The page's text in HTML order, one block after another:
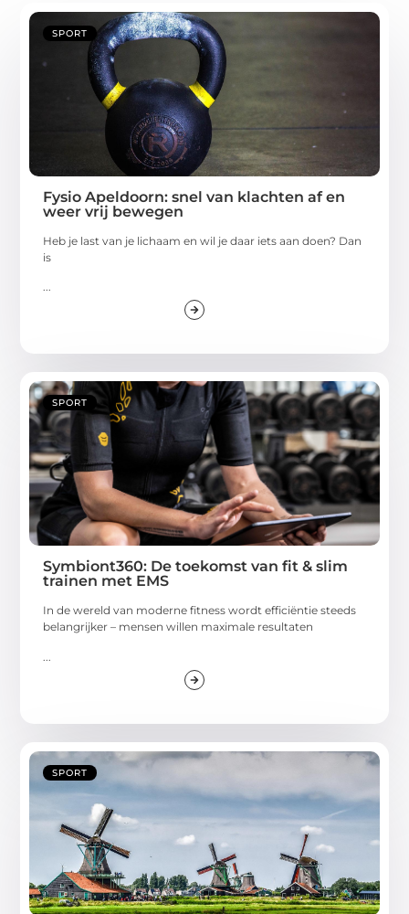
SPORT
Fysio Apeldoorn: snel van klachten af en
weer vrij bewegen
Heb je last van je lichaam en wil je daar iets aan doen? Dan
is
...
SPORT
Symbiont360: De toekomst van fit & slim
trainen met EMS
In de wereld van moderne fitness wordt efficiëntie steeds
belangrijker – mensen willen maximale resultaten
SPORT